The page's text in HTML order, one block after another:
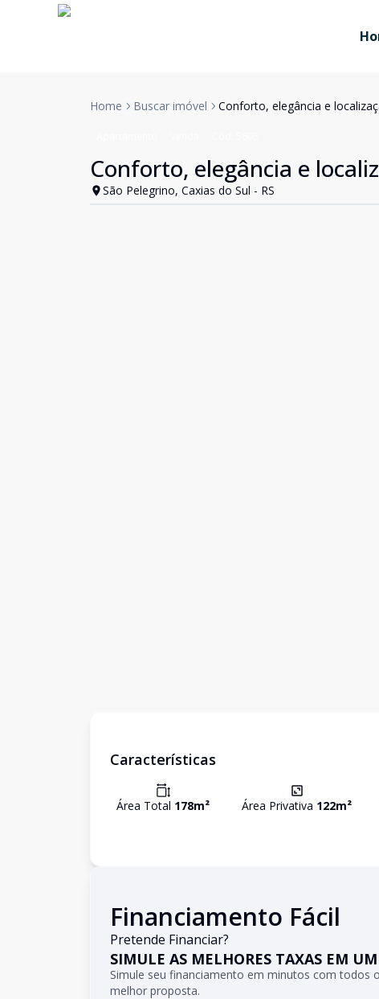
Home Buscar imóvel Conforto, elegância e
Conforto, elegância e
São Pelegrino, Caxias do Sul - RS
Características
Área Total 178m² Área Privativa 122m²
Financiamento Fácil
Pretende Financiar?
SIMULE AS MELHORES TAXAS EM
Simule seu financiamento em minutos com todos
melhor proposta.